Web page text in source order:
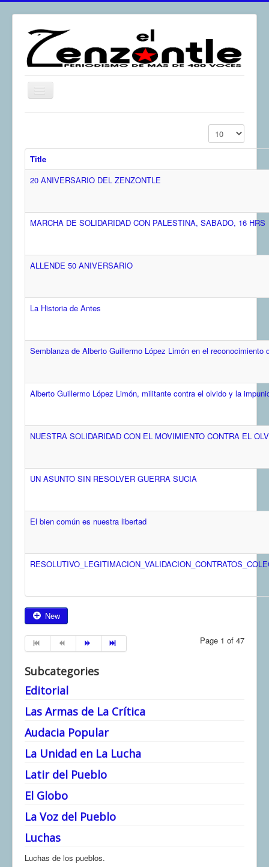
Toggle
Resistencia
Análisis
Archivos
Afirmación
Display #
Title
20 ANIVERSARIO DEL ZENZONTLE
MARCHA DE SOLIDARIDAD CON PALESTINA, SABADO, 16 HRS
ALLENDE 50 ANIVERSARIO
La Historia de Antes
Semblanza de Alberto Guillermo López Limón en el reconocimiento
Alberto Guillermo López Limón, militante contra el olvido y la
NUESTRA SOLIDARIDAD CON EL MOVIMIENTO CONTRA EL
UN ASUNTO SIN RESOLVER GUERRA SUCIA
El bien común es nuestra libertad
New
Page 1 of 47
Subcategories
Editorial
Las Armas de La Crítica
Audacia Popular
La Unidad en La Lucha
Latir del Pueblo
El Globo
La Voz del Pueblo
Luchas
Luchas de los pueblos.